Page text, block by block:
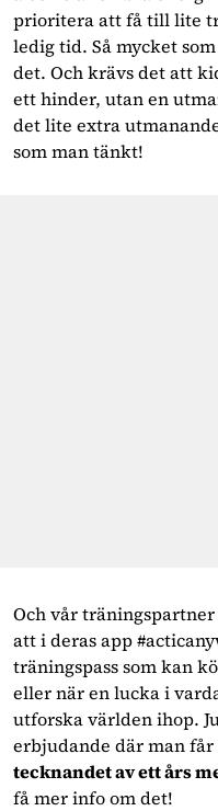
prioritera att få till lite
ledig tid. Så mycket
det. Och krävs det att
ett hinder, utan en
det lite extra
som man tänkt!
Och vår träningspartner
att i deras app
träningspass som kan
eller när en lucka i
utforska världen ihop.
erbjudande där man får
tecknandet av ett års
få mer info om det!